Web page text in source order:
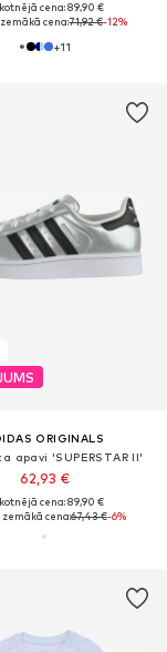
cena: 89,90 €
cena:71,92 €-12%
+11
ORIGINALS
apavi 'SUPERSTAR II'
62,93 €
cena: 89,90 €
cena:67,43 €-6%